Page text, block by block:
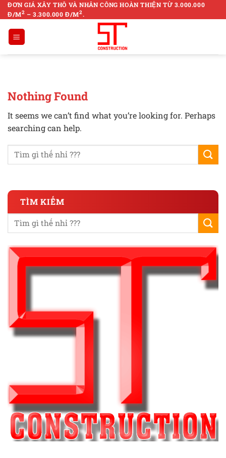
Skip
to
content
ĐƠN GIÁ XÂY THÔ VÀ NHÂN CÔNG HOÀN THIỆN TỪ 3.000.000
Đ/M2 – 3.300.000 Đ/M2.
Nothing Found
It seems we can’t find what you’re looking for. Perhaps
searching can help.
TÌM KIẾM